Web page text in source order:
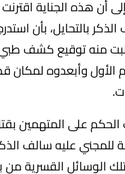
أن هذه الجناية
بالتحايل، بأن
منه توقيع كشف طبي
الحكم على المتهمين
للمجني عليه سالف
الوسائل القسرية